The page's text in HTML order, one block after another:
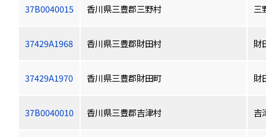
37B0040015 香川県三豊郡三野村 三
37429A1968 香川県三豊郡財田村 財
37429A1970 香川県三豊郡財田町 財
37B0040010 香川県三豊郡吉津村 吉